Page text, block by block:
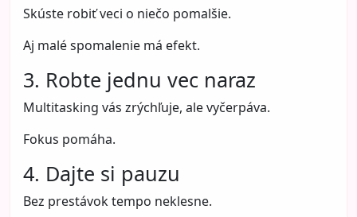
Skúste robiť veci o niečo pomalšie.
Aj malé spomalenie má efekt.
3. Robte jednu vec naraz
Multitasking vás zrýchľuje, ale vyčerpáva.
Fokus pomáha.
4. Dajte si pauzu
Bez prestávok tempo neklesne.